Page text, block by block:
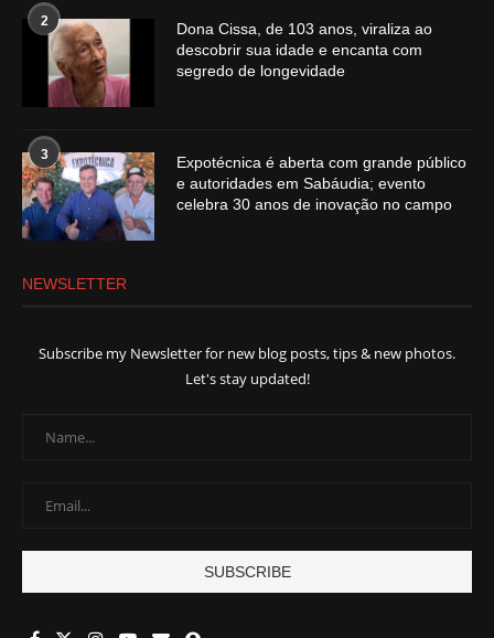
2
Dona Cissa, de 103 anos, viraliza ao
descobrir sua idade e encanta com
segredo de longevidade
3
Expotécnica é aberta com grande público
e autoridades em Sabáudia; evento
celebra 30 anos de inovação no campo
NEWSLETTER
Subscribe my Newsletter for new blog posts, tips & new photos.
Let's stay updated!